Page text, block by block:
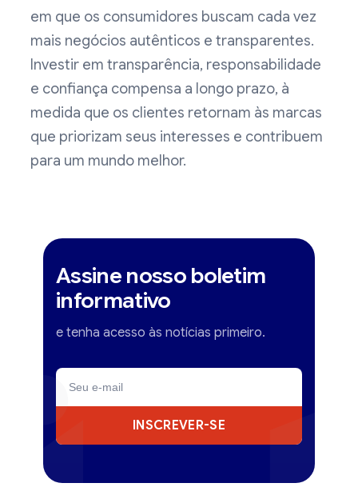
em que os consumidores buscam cada vez
mais negócios autênticos e transparentes.
Investir em transparência, responsabilidade
e confiança compensa a longo prazo, à
medida que os clientes retornam às marcas
que priorizam seus interesses e contribuem
para um mundo melhor.
Assine nosso boletim
informativo
e tenha acesso às notícias primeiro.
INSCREVER-SE